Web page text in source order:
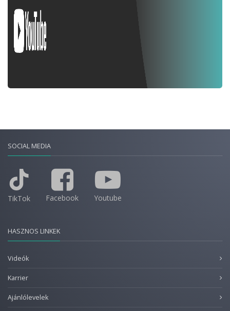
SOCIAL MEDIA
TikTok Facebook Youtube
HASZNOS LINKEK
Videók
Karrier
Ajánlólevelek